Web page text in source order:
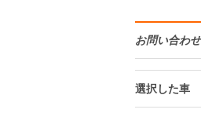
お問い合わ
選択した車